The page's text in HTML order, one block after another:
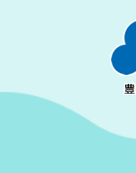
先
を